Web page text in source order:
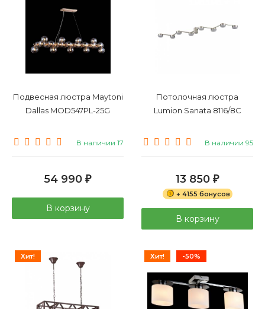
Подвесная люстра Maytoni
Dallas MOD547PL-25G
В наличии 17
54 990 ₽
В корзину
Потолочная люстра
Lumion Sanata 8116/8C
В наличии 95
13 850 ₽
+ 4155 бонусов
В корзину
Хит! Хит! -50%